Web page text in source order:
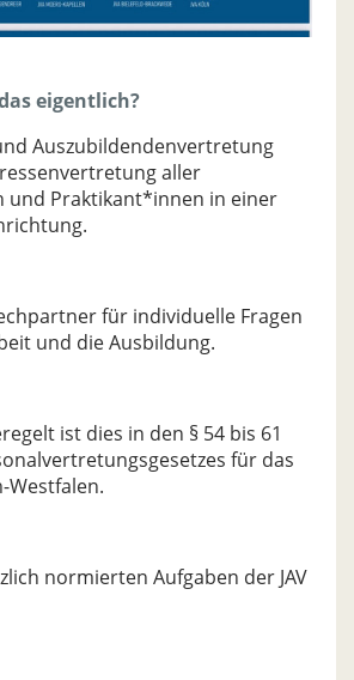
eigentlich?
Auszubildendenvertretung
aller
und Praktikant*innen in einer
für individuelle Fragen
und die Ausbildung.
ist dies in den § 54 bis 61
für das
Westfalen.
normierten Aufgaben der JAV